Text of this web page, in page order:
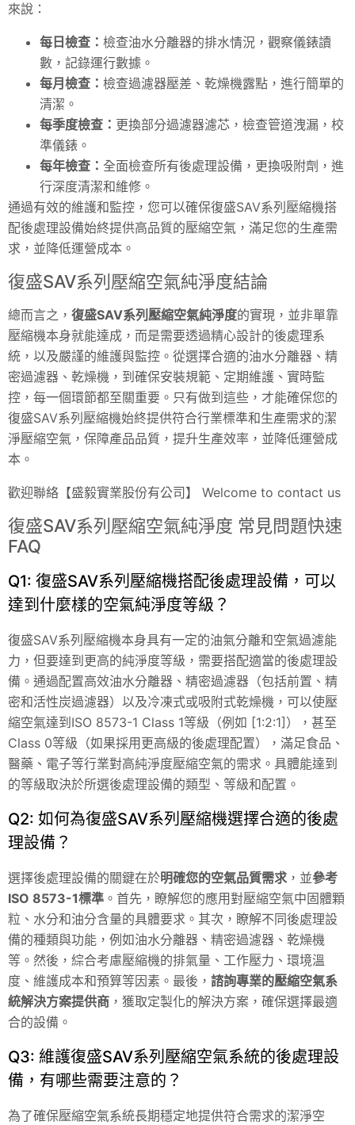
來說：
每日檢查： 檢查油水分離器的排水情況，觀察儀錶讀
數，記錄運行數據。
每月檢查： 檢查過濾器壓差、乾燥機露點，進行簡單的
清潔。
每季度檢查： 更換部分過濾器濾芯，檢查管道洩漏，校
準儀錶。
每年檢查： 全面檢查所有後處理設備，更換吸附劑，進
行深度清潔和維修。
通過有效的維護和監控，您可以確保復盛SAV系列壓縮機搭
配後處理設備始終提供高品質的壓縮空氣，滿足您的生產需
求，並降低運營成本。
復盛SAV系列壓縮空氣純淨度結論
總而言之， 復盛SAV系列壓縮空氣純淨度的實現，並非單靠
壓縮機本身就能達成，而是需要透過精心設計的後處理系
統，以及嚴謹的維護與監控。從選擇合適的油水分離器、精
密過濾器、 乾燥機 ，到確保安裝規範、定期維護、實時監
控，每一個環節都至關重要。只有做到這些，才能確保您的
復盛SAV系列壓縮機始終提供符合行業標準和生產需求的潔
淨壓縮空氣，保障產品品質，提升生產效率，並降低運營成
本。
歡迎聯絡【盛毅實業股份有公司】 Welcome to contact us
復盛SAV系列壓縮空氣純淨度 常見問題快速
FAQ
Q1: 復盛SAV系列壓縮機搭配後處理設備，可以
達到什麼樣的空氣純淨度等級？
復盛SAV系列壓縮機本身具有一定的油氣分離和空氣過濾能
力，但要達到更高的純淨度等級，需要搭配適當的後處理設
備。通過配置高效油水分離器、精密過濾器（包括前置、精
密和活性炭過濾器）以及冷凍式或吸附式乾燥機，可以使壓
縮空氣達到ISO 8573-1 Class 1等級（例如 [1:2:1]），甚至
Class 0等級（如果採用更高級的後處理配置），滿足食品、
醫藥、電子等行業對高純淨度壓縮空氣的需求。具體能達到
的等級取決於所選後處理設備的類型、等級和配置。
Q2: 如何為復盛SAV系列壓縮機選擇合適的後處
理設備？
選擇後處理設備的關鍵在於明確您的空氣品質需求 ，並參考
ISO 8573-1標準 。首先，瞭解您的應用對壓縮空氣中固體顆
粒、水分和油分含量的具體要求。其次，瞭解不同後處理設
備的種類與功能，例如油水分離器、精密過濾器、乾燥機
等。然後，綜合考慮壓縮機的排氣量、工作壓力、環境溫
度、維護成本和預算等因素。最後， 諮詢專業的壓縮空氣系
統解決方案提供商 ，獲取定製化的解決方案，確保選擇最適
合的設備。
Q3: 維護復盛SAV系列壓縮空氣系統的後處理設
備，有哪些需要注意的？
為了確保壓縮空氣系統長期穩定地提供符合需求的潔淨空